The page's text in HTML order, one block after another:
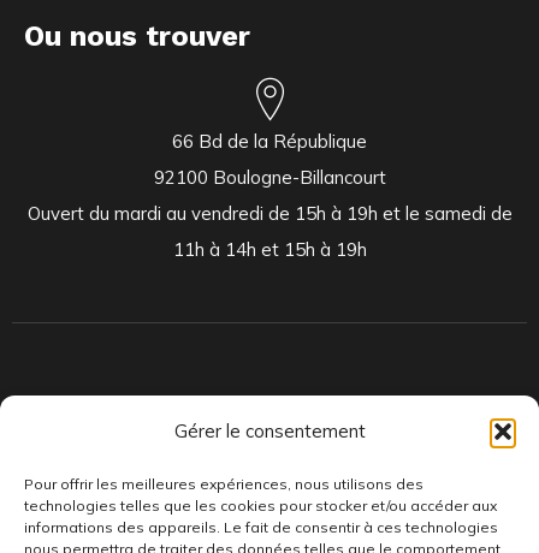
Gérer le consentement
Pour offrir les meilleures expériences, nous utilisons des
technologies telles que les cookies pour stocker et/ou accéder aux
informations des appareils. Le fait de consentir à ces technologies
nous permettra de traiter des données telles que le comportement
Ou nous trouver
66 Bd de la République
92100 Boulogne-Billancourt
Ouvert du mardi au vendredi de 15h à 19h et le samedi de
11h à 14h et 15h à 19h
toujours des pépites musicales, dont des vinyles rares et exclusifs.